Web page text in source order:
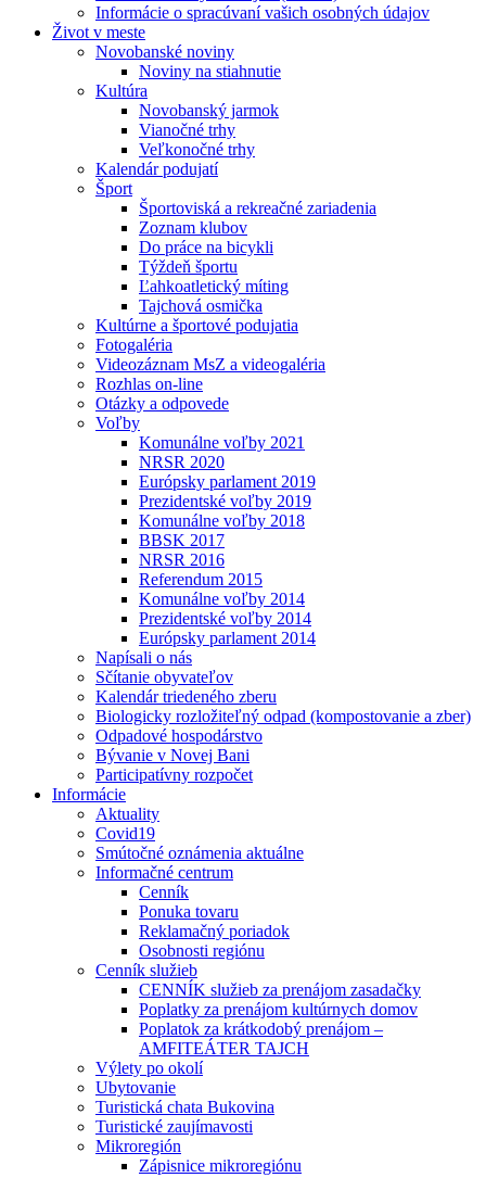
Informácie o spracúvaní vašich osobných údajov
Život v meste
Novobanské noviny
Noviny na stiahnutie
Kultúra
Novobanský jarmok
Vianočné trhy
Veľkonočné trhy
Kalendár podujatí
Šport
Športoviská a rekreačné zariadenia
Zoznam klubov
Do práce na bicykli
Týždeň športu
Ľahkoatletický míting
Tajchová osmička
Kultúrne a športové podujatia
Fotogaléria
Videozáznam MsZ a videogaléria
Rozhlas on-line
Otázky a odpovede
Voľby
Komunálne voľby 2021
NRSR 2020
Európsky parlament 2019
Prezidentské voľby 2019
Komunálne voľby 2018
BBSK 2017
NRSR 2016
Referendum 2015
Komunálne voľby 2014
Prezidentské voľby 2014
Európsky parlament 2014
Napísali o nás
Sčítanie obyvateľov
Kalendár triedeného zberu
Biologicky rozložiteľný odpad (kompostovanie a zber)
Odpadové hospodárstvo
Bývanie v Novej Bani
Participatívny rozpočet
Informácie
Aktuality
Covid19
Smútočné oznámenia aktuálne
Informačné centrum
Cenník
Ponuka tovaru
Reklamačný poriadok
Osobnosti regiónu
Cenník služieb
CENNÍK služieb za prenájom zasadačky
Poplatky za prenájom kultúrnych domov
Poplatok za krátkodobý prenájom –
AMFITEÁTER TAJCH
Výlety po okolí
Ubytovanie
Turistická chata Bukovina
Turistické zaujímavosti
Mikroregión
Zápisnice mikroregiónu